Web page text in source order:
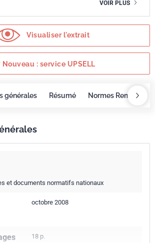
VOIR PLUS
Visualiser l'extrait
Nouveau : service UPSELL
générales Résumé Normes
et documents normatifs nationaux
octobre 2008
18 p.